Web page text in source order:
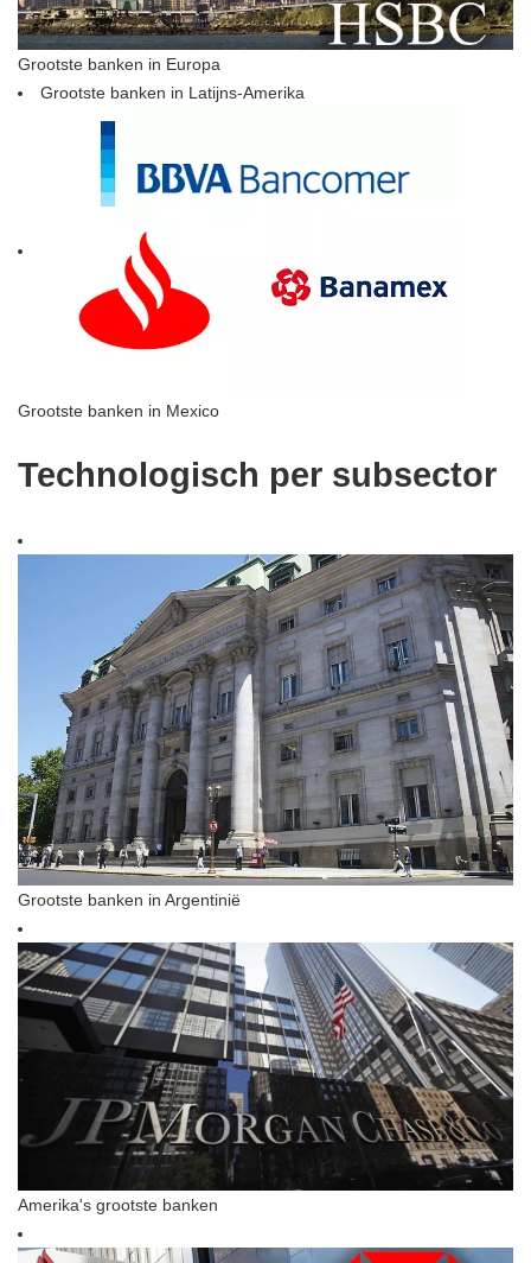
Grootste banken in Europa
Grootste banken in Latijns-Amerika
Grootste banken in Mexico
Technologisch per subsector
Grootste banken in Argentinië
Amerika's grootste banken